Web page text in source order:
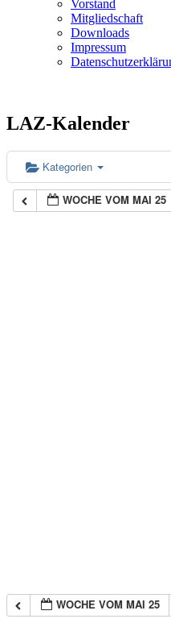
Vorstand
Mitgliedschaft
Downloads
Impressum
LAZ-Kalender
Kategorien
WOCHE VOM MAI 25
WOCHE VOM MAI 25